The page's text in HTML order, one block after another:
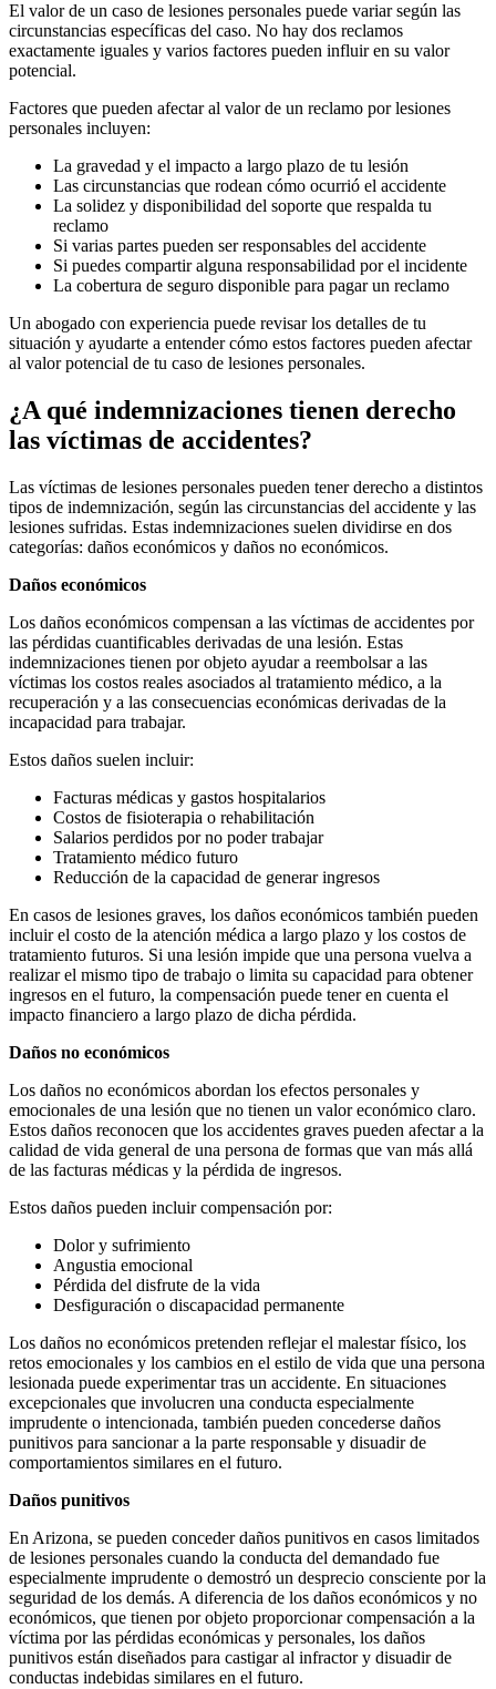
El valor de un caso de lesiones personales puede variar según las
circunstancias específicas del caso. No hay dos reclamos
exactamente iguales y varios factores pueden influir en su valor
potencial.
Factores que pueden afectar al valor de un reclamo por lesiones
personales incluyen:
La gravedad y el impacto a largo plazo de tu lesión
Las circunstancias que rodean cómo ocurrió el accidente
La solidez y disponibilidad del soporte que respalda tu
reclamo
Si varias partes pueden ser responsables del accidente
Si puedes compartir alguna responsabilidad por el incidente
La cobertura de seguro disponible para pagar un reclamo
Un abogado con experiencia puede revisar los detalles de tu
situación y ayudarte a entender cómo estos factores pueden afectar
al valor potencial de tu caso de lesiones personales.
¿A qué indemnizaciones tienen derecho
las víctimas de accidentes?
Las víctimas de lesiones personales pueden tener derecho a distintos
tipos de indemnización, según las circunstancias del accidente y las
lesiones sufridas. Estas indemnizaciones suelen dividirse en dos
categorías: daños económicos y daños no económicos.
Daños económicos
Los daños económicos compensan a las víctimas de accidentes por
las pérdidas cuantificables derivadas de una lesión. Estas
indemnizaciones tienen por objeto ayudar a reembolsar a las
víctimas los costos reales asociados al tratamiento médico, a la
recuperación y a las consecuencias económicas derivadas de la
incapacidad para trabajar.
Estos daños suelen incluir:
Facturas médicas y gastos hospitalarios
Costos de fisioterapia o rehabilitación
Salarios perdidos por no poder trabajar
Tratamiento médico futuro
Reducción de la capacidad de generar ingresos
En casos de lesiones graves, los daños económicos también pueden
incluir el costo de la atención médica a largo plazo y los costos de
tratamiento futuros. Si una lesión impide que una persona vuelva a
realizar el mismo tipo de trabajo o limita su capacidad para obtener
ingresos en el futuro, la compensación puede tener en cuenta el
impacto financiero a largo plazo de dicha pérdida.
Daños no económicos
Los daños no económicos abordan los efectos personales y
emocionales de una lesión que no tienen un valor económico claro.
Estos daños reconocen que los accidentes graves pueden afectar a la
calidad de vida general de una persona de formas que van más allá
de las facturas médicas y la pérdida de ingresos.
Estos daños pueden incluir compensación por:
Dolor y sufrimiento
Angustia emocional
Pérdida del disfrute de la vida
Desfiguración o discapacidad permanente
Los daños no económicos pretenden reflejar el malestar físico, los
retos emocionales y los cambios en el estilo de vida que una persona
lesionada puede experimentar tras un accidente. En situaciones
excepcionales que involucren una conducta especialmente
imprudente o intencionada, también pueden concederse daños
punitivos para sancionar a la parte responsable y disuadir de
comportamientos similares en el futuro.
Daños punitivos
En Arizona, se pueden conceder daños punitivos en casos limitados
de lesiones personales cuando la conducta del demandado fue
especialmente imprudente o demostró un desprecio consciente por la
seguridad de los demás. A diferencia de los daños económicos y no
económicos, que tienen por objeto proporcionar compensación a la
víctima por las pérdidas económicas y personales, los daños
punitivos están diseñados para castigar al infractor y disuadir de
conductas indebidas similares en el futuro.